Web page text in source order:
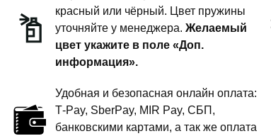
комфорт
красный или чёрный. Цвет пружины
уточняйте у менеджера.Желаемый
цвет укажите в поле «Доп.
информация».
Удобная и безопасная онлайн оплата:
T‑Pay, SberPay, MIR Pay, СБП,
банковскими картами, а так же оплата